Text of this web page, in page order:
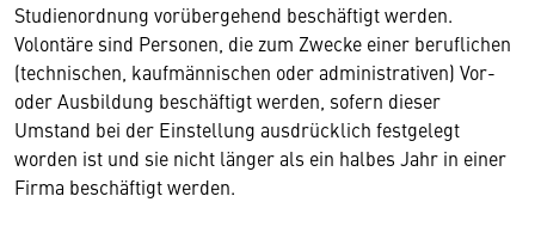
Studienordnung vorübergehend beschäftigt werden.
Volontäre sind Personen, die zum Zwecke einer beruflichen
(technischen, kaufmännischen oder administrativen) Vor-
oder Ausbildung beschäftigt werden, sofern dieser
Umstand bei der Einstellung ausdrücklich festgelegt
worden ist und sie nicht länger als ein halbes Jahr in einer
Firma beschäftigt werden.